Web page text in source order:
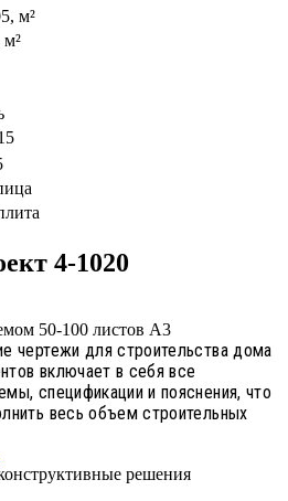
м²
м²
4-1020
50-100 листов А3
чертежи для строительства дома
включает в себя все
спецификации и пояснения, что
весь объем строительных
решения